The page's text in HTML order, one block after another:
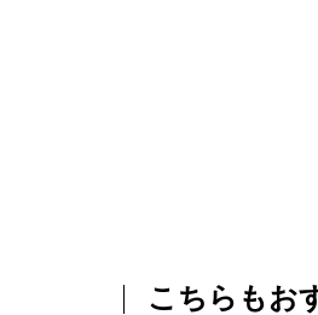
こちらもお